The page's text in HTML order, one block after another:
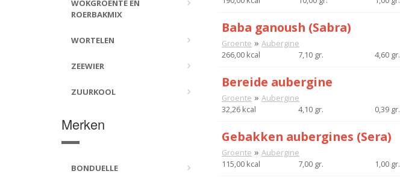
WOKGROENTE EN
ROERBAKMIX
WORTELEN
ZEEWIER
ZUURKOOL
Merken
BONDUELLE
Baba ganoush (Sabra)
Groente » Aubergine
266,00 kcal
7,10 gr. 4,60 gr.
Bereide aubergine
Groente » Aubergine
32,26 kcal
4,10 gr. 0,39 gr.
Gebakken aubergines (Sera)
Groente » Aubergine
115,00 kcal
7,00 gr. 1,00 gr.